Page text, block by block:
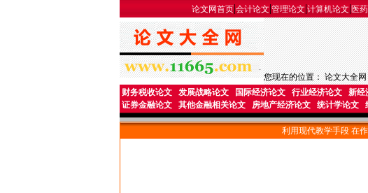
论文网首页|会计论文|管理论文|计算机论文| 医
您现在的位置：论文大全网
财务税收论文
发展战略论文 国际经济论文 行业经济论文 新经
证券金融论文
其他金融相关论文 房地产经济论文 统计学论文
利用现代教学手段 在